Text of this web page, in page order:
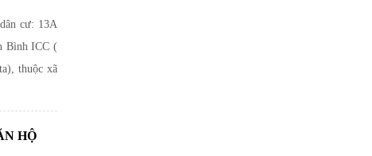
cư: 13A
Bình ICC (
thuộc xã
HỘ